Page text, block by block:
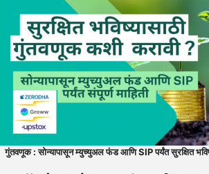
गुंतवणूक : सोन्यापासून म्युच्युअल फंड आणि SIP पर्यंत सुरक्षित